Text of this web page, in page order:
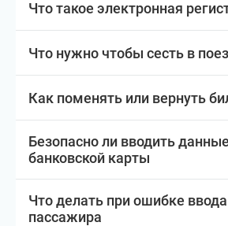
Что такое электронная
Что нужно чтобы сесть в
Как поменять или вернуть
Безопасно ли вводить данные
банковской карты
Что делать при ошибке
пассажира